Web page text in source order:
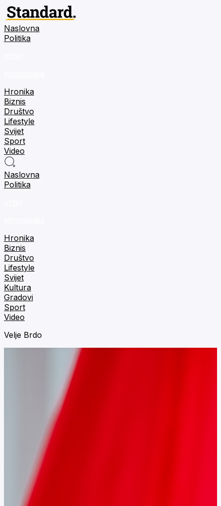
Naslovna
Politika
Hronika
Biznis
Društvo
Lifestyle
Svijet
Sport
Video
Naslovna
Politika
Hronika
Biznis
Društvo
Lifestyle
Svijet
Kultura
Gradovi
Sport
Video
Velje Brdo